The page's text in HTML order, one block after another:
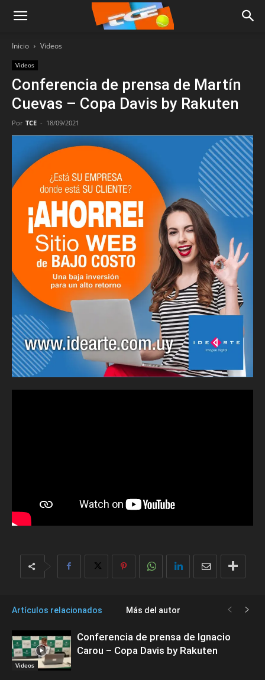
Inicio Videos
Videos
Conferencia de prensa de Martín
Cuevas – Copa Davis by Rakuten
Por TCE - 18/09/2021
Artículos relacionados Más del autor
Videos
Conferencia de prensa de Ignacio
Carou – Copa Davis by Rakuten